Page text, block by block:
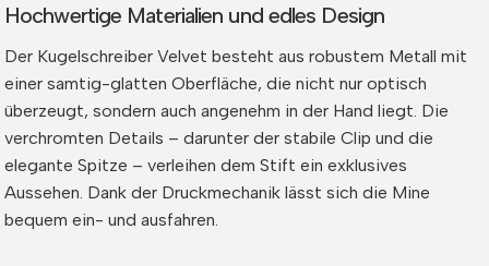
Hochwertige Materialien und edles Design
Der Kugelschreiber Velvet besteht aus robustem Metall mit
einer samtig-glatten Oberfläche, die nicht nur optisch
überzeugt, sondern auch angenehm in der Hand liegt. Die
verchromten Details – darunter der stabile Clip und die
elegante Spitze – verleihen dem Stift ein exklusives
Aussehen. Dank der Druckmechanik lässt sich die Mine
bequem ein- und ausfahren.